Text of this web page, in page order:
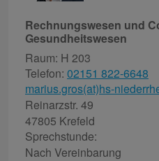
Rechnungswesen und
Gesundheitswesen
Raum: H 203
Telefon: 02151 822-6648
marius.gros(at)hs-
Reinarzstr. 49
47805 Krefeld
Sprechstunde:
Nach Vereinbarung